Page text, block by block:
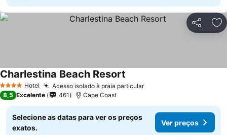
Partilhar
4 EstrelasHotel Acesso isolado à praia particular
Charlestina Beach Resort
8,5 Excelente 461 Cape Coast
Selecione as datas para ver os preços
exatos.
Ver preços